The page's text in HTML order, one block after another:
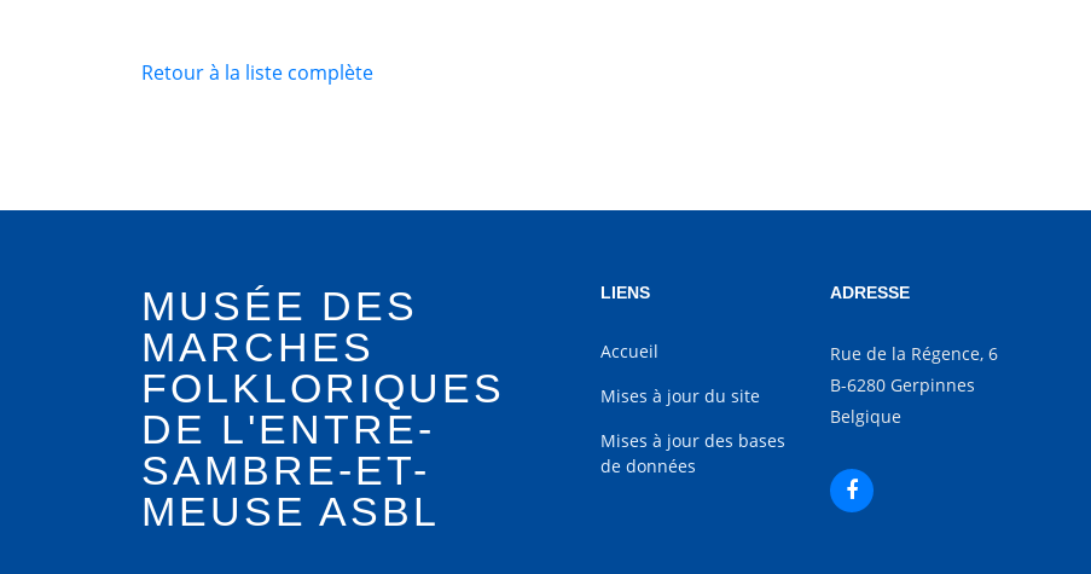
Retour à la liste complète
MUSÉE DES
MARCHES
FOLKLORIQUES
DE L'ENTRE-
SAMBRE-ET-
MEUSE ASBL
LIENS
Accueil
Mises à jour du site
Mises à jour des bases
de données
ADRESSE
Rue de la Régence, 6
B-6280 Gerpinnes
Belgique